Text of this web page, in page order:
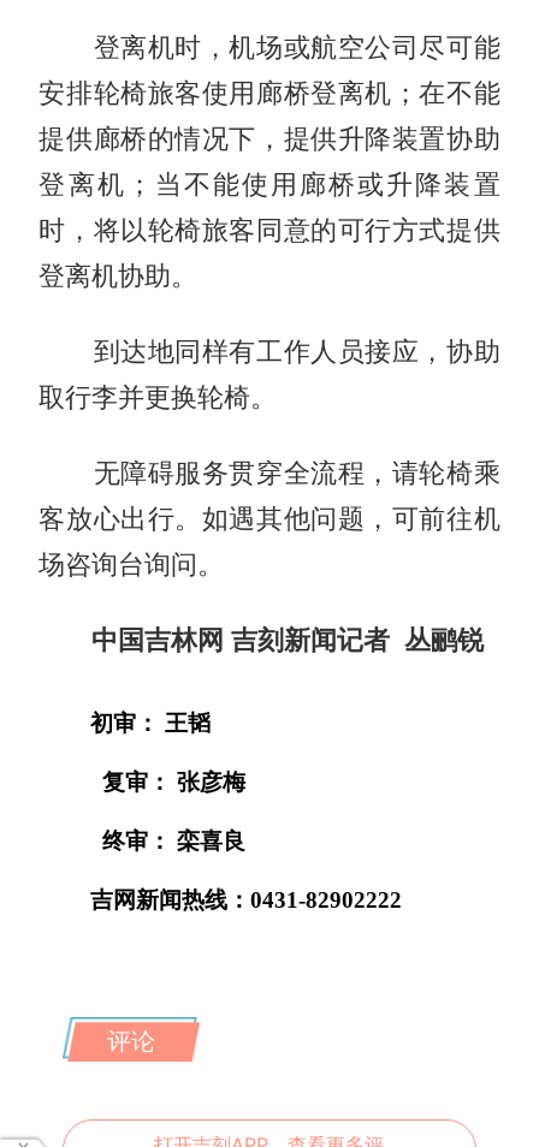
登离机时，机场或航空公司尽可能
安排轮椅旅客使用廊桥登离机；在不能
提供廊桥的情况下，提供升降装置协助
登离机；当不能使用廊桥或升降装置
时，将以轮椅旅客同意的可行方式提供
登离机协助。
到达地同样有工作人员接应，协助
取行李并更换轮椅。
无障碍服务贯穿全流程，请轮椅乘
客放心出行。如遇其他问题，可前往机
场咨询台询问。
中国吉林网 吉刻新闻记者 丛鹂锐
初审： 王韬
复审： 张彦梅
终审： 栾喜良
吉网新闻热线：0431-82902222
评论